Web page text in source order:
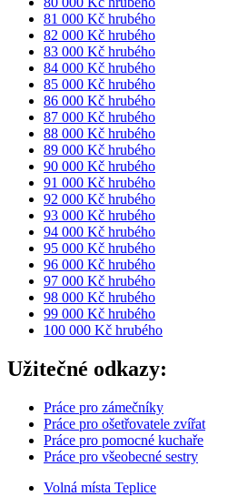
81 000 Kč hrubého
82 000 Kč hrubého
83 000 Kč hrubého
84 000 Kč hrubého
85 000 Kč hrubého
86 000 Kč hrubého
87 000 Kč hrubého
88 000 Kč hrubého
89 000 Kč hrubého
90 000 Kč hrubého
91 000 Kč hrubého
92 000 Kč hrubého
93 000 Kč hrubého
94 000 Kč hrubého
95 000 Kč hrubého
96 000 Kč hrubého
97 000 Kč hrubého
98 000 Kč hrubého
99 000 Kč hrubého
100 000 Kč hrubého
Užitečné odkazy:
Práce pro zámečníky
Práce pro ošetřovatele zvířat
Práce pro pomocné kuchaře
Práce pro všeobecné sestry
Volná místa Teplice